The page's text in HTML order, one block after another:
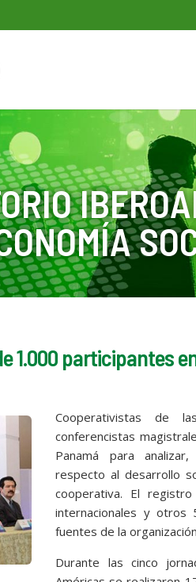
1.000 participantes
Cooperativistas de
conferencistas
Panamá para
respecto al desarrollo
cooperativa. El
internacionales y otros
fuentes de la
Durante las cinco